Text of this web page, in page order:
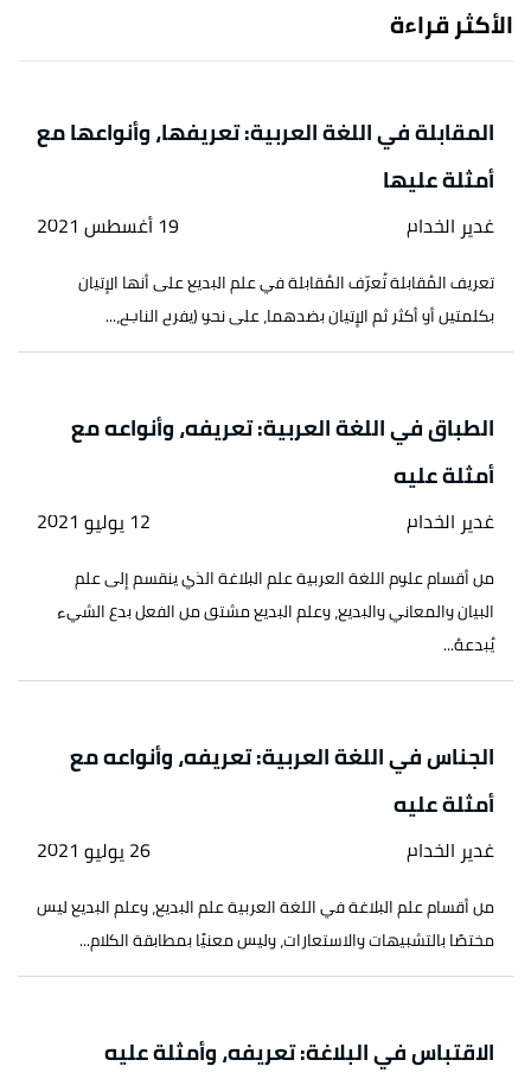
الأكثر قراءة
المقابلة في اللغة العربية: تعريفها، وأنواعها مع
أمثلة عليها
غدير الخدام 19 أغسطس 2021
تعريف المُقابلة تُعرّف المُقابلة في علم البديع على أنها الإتيان
بكلمتين أو أكثر ثم الإتيان بضدهما، على نحو (يفرح الناجح،...
الطباق في اللغة العربية: تعريفه، وأنواعه مع
أمثلة عليه
غدير الخدام 12 يوليو 2021
من أقسام علوم اللغة العربية علم البلاغة الذي ينقسم إلى علم
البيان والمعاني والبديع، وعلم البديع مشتق من الفعل بدع الشيء
يُبدعهُ...
الجناس في اللغة العربية: تعريفه، وأنواعه مع
أمثلة عليه
غدير الخدام 26 يوليو 2021
من أقسام علم البلاغة في اللغة العربية علم البديع، وعلم البديع ليس
مختصًا بالتشبيهات والاستعارات، وليس معنيًا بمطابقة الكلام...
الاقتباس في البلاغة: تعريفه، وأمثلة عليه